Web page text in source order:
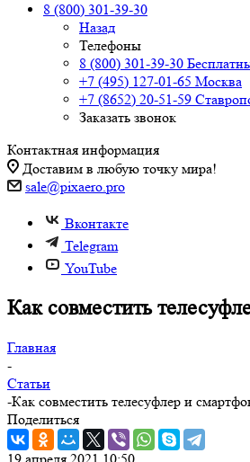
8 (800) 301-39-30
Назад
Телефоны
8 (800) 301-39-30
+7 (495) 127-01-65 Москва
+7 (8652) 20-51-59
Заказать звонок
Контактная информация
Доставим в любую точку мира!
sale@pixaero.pro
Вконтакте
Telegram
YouTube
Как совместить
Главная
-
Статьи
-Как совместить телесуфлер и
Поделиться